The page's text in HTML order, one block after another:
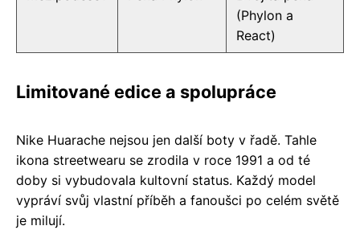
(Phylon a
React)
Limitované edice a spolupráce
Nike Huarache nejsou jen další boty v řadě. Tahle
ikona streetwearu se zrodila v roce 1991 a od té
doby si vybudovala kultovní status. Každý model
vypráví svůj vlastní příběh a fanoušci po celém světě
je milují.